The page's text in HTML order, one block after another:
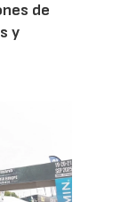
de
y